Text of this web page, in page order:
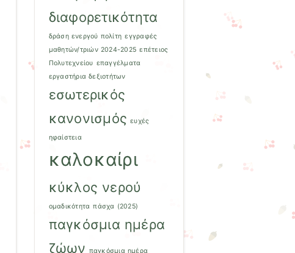
διαφορετικότητα
δράση ενεργού πολίτη εγγραφές
μαθητών/τριών 2024-2025 επέτειος
Πολυτεχνείου επαγγέλματα
εργαστήρια δεξιοτήτων
εσωτερικός
κανονισμός ευχές
ηφαίστεια
καλοκαίρι
κύκλος νερού
ομαδικότητα πάσχα (2025)
παγκόσμια ημέρα
ζώων παγκόσμια ημέρα